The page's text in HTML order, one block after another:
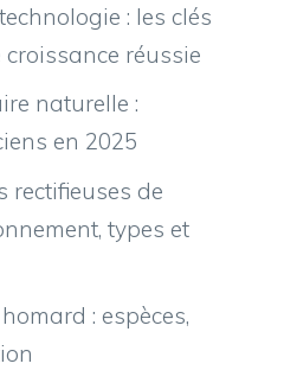
: les clés
croissance réussie
naturelle :
en 2025
rectifieuses de
types et
: espèces,